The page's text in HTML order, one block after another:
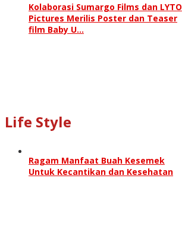
Kolaborasi Sumargo Films dan LYTO
Pictures Merilis Poster dan Teaser
film Baby U…
Life Style
Ragam Manfaat Buah Kesemek
Untuk Kecantikan dan Kesehatan